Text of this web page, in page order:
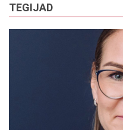
TEGIJAD